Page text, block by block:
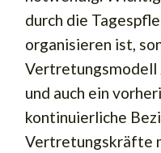
durch die
organisieren ist,
und auch ein
kontinuierliche
Vertretungskräfte